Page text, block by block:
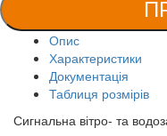
Опис
Характеристики
Документація
Таблиця розмірів
Сигнальна вітро- та